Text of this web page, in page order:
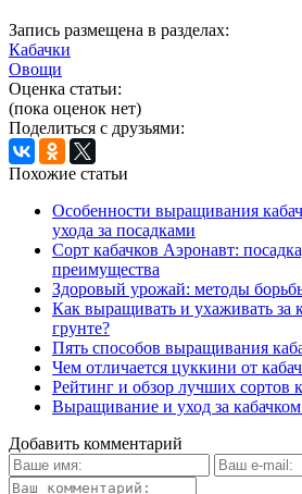
Запись размещена в разделах:
Кабачки
Овощи
Оценка статьи:
(пока оценок нет)
Поделиться с друзьями:
Похожие статьи
Особенности выращивания
ухода за посадками
Сорт кабачков Аэронавт:
преимущества
Здоровый урожай: методы
Как выращивать и ухаживать за
грунте?
Пять способов выращивания
Чем отличается цуккини от
Рейтинг и обзор лучших сортов
Выращивание и уход за
Добавить комментарий